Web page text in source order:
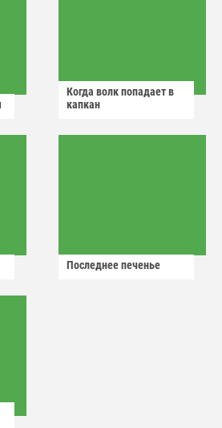
Когда волк попадает в
капкан
Последнее печенье